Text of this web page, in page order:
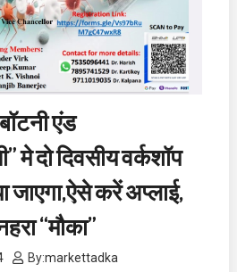
एंड
मे दो दिवसीय वर्कशॉप
जाएगा,ऐसे करें अप्लाई,
“मौका”
By:markettadka